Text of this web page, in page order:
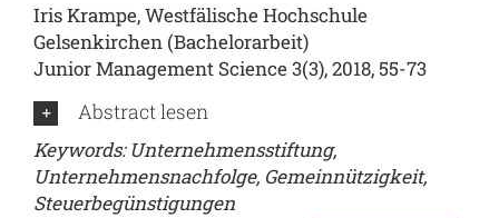
Iris Krampe, Westfälische Hochschule
Gelsenkirchen (Bachelorarbeit)
Junior Management Science 3(3), 2018, 55-73
Abstract lesen
Keywords: Unternehmensstiftung,
Unternehmensnachfolge, Gemeinnützigkeit,
Steuerbegünstigungen